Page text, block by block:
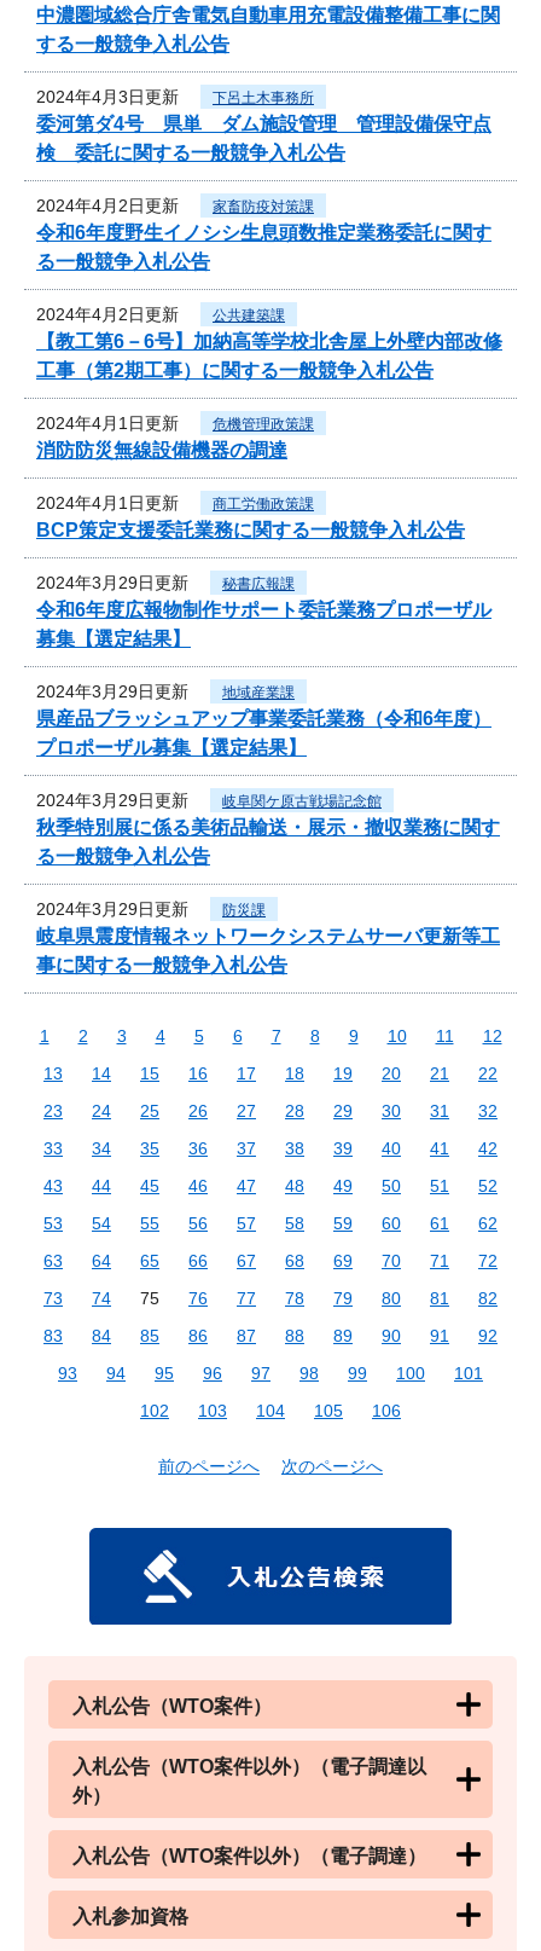
中濃圏域総合庁舎電気自動車用充電設備整備工事に関
する一般競争入札公告
2024年4月3日更新 下呂土木事務所
委河第ダ4号 県単 ダム施設管理 管理設備保守点
検 委託に関する一般競争入札公告
2024年4月2日更新 家畜防疫対策課
令和6年度野生イノシシ生息頭数推定業務委託に関す
る一般競争入札公告
2024年4月2日更新 公共建築課
【教工第6－6号】加納高等学校北舎屋上外壁内部改修
工事（第2期工事）に関する一般競争入札公告
2024年4月1日更新 危機管理政策課
消防防災無線設備機器の調達
2024年4月1日更新 商工労働政策課
BCP策定支援委託業務に関する一般競争入札公告
2024年3月29日更新 秘書広報課
令和6年度広報物制作サポート委託業務プロポーザル
募集【選定結果】
2024年3月29日更新 地域産業課
県産品ブラッシュアップ事業委託業務（令和6年度）
プロポーザル募集【選定結果】
2024年3月29日更新 岐阜関ケ原古戦場記念館
秋季特別展に係る美術品輸送・展示・撤収業務に関す
る一般競争入札公告
2024年3月29日更新 防災課
岐阜県震度情報ネットワークシステムサーバ更新等工
事に関する一般競争入札公告
1 2 3 4 5 6 7 8 9 10 11
12
13
14 15 16 17 18 19 20 21
22
23
24 25 26 27 28 29 30 31
32
33
34 35 36 37 38 39 40 41
42
43
44 45 46 47 48 49 50 51
52
53
54 55 56 57 58 59 60 61
62
63
64 65 66 67 68 69 70 71
72
73
74 75 76 77 78 79 80 81
82
83
84 85 86 87 88 89 90 91
92
93
94 95 96 97 98 99 100
101
102
103 104 105 106
前のページへ 次のページへ
入札公告（WTO案件）
入札公告（WTO案件以外）（電子調達以
外）
入札公告（WTO案件以外）（電子調達）
入札参加資格